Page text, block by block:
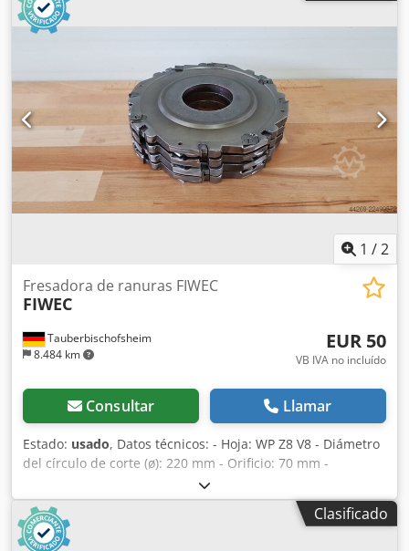
1 /2
Tauberbischofsheim
8.484 km
Fresadora de ranuras FIWEC
FIWEC
EUR 50
VB IVA no incluído
Consultar Llamar
Estado: usado, Datos técnicos: - Hoja: WP Z8 V8 - Diámetro
del círculo de corte (ø): 220 mm - Orificio: 70 mm -
Longitud: 12 mm - Material: Acero Chodszryiyspfx Alasa -
Disponibilidad: 3
Clasificado